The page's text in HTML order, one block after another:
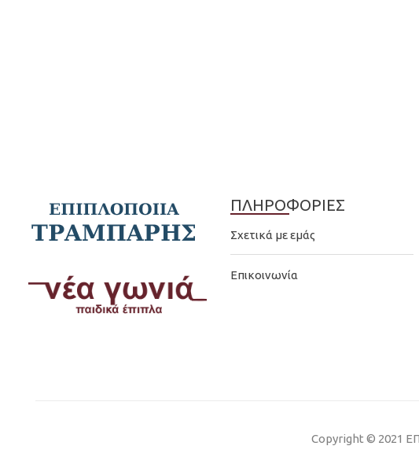
ΠΛΗΡΟΦΟΡΙΕΣ
Σχετικά με εμάς
Επικοινωνία
Copyright © 2021